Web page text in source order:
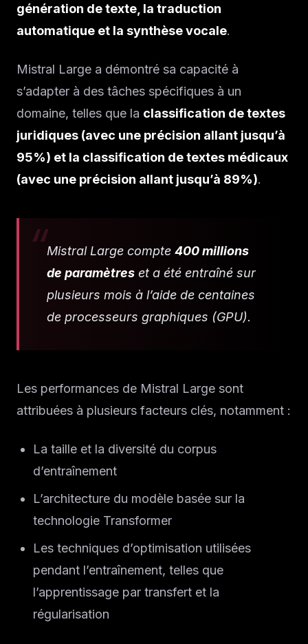
génération de texte, la traduction
automatique et la synthèse vocale.
Mistral Large a démontré sa capacité à
s’adapter à des tâches spécifiques à un
domaine, telles que la classification de textes
juridiques (avec une précision allant jusqu’à
95%) et la classification de textes médicaux
(avec une précision allant jusqu’à 89%).
Mistral Large compte 400 millions
de paramètres et a été entraîné sur
plusieurs mois à l’aide de centaines
de processeurs graphiques (GPU).
Les performances de Mistral Large sont
attribuées à plusieurs facteurs clés, notamment :
La taille et la diversité du corpus
d’entraînement
L’architecture du modèle basée sur la
technologie Transformer
Les techniques d’optimisation utilisées
pendant l’entraînement, telles que
l’apprentissage par transfert et la
régularisation